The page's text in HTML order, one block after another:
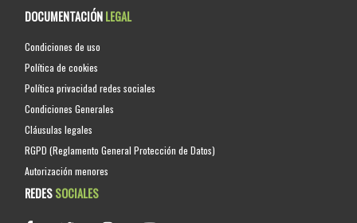
DOCUMENTACIÓNLEGAL
Condiciones de uso
Política de cookies
Política privacidad redes sociales
Condiciones Generales
Cláusulas legales
RGPD (Reglamento General Protección de Datos)
Autorización menores
REDESSOCIALES